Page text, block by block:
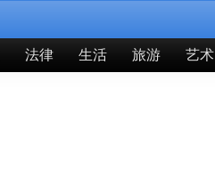
法律 生活 旅游 艺术